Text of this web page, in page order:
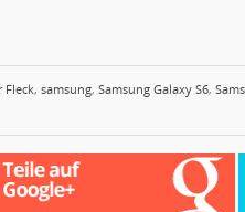
Fleck, samsung, Samsung Galaxy S6,